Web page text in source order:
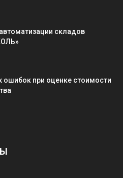
складов
ошибок при оценке стоимости